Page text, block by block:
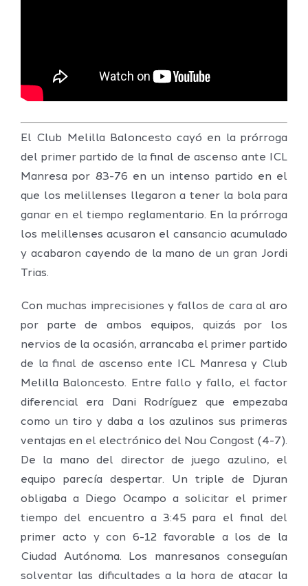
El Club Melilla Baloncesto cayó en la prórroga
del primer partido de la final de ascenso ante ICL
Manresa por 83-76 en un intenso partido en el
que los melillenses llegaron a tener la bola para
ganar en el tiempo reglamentario. En la prórroga
los melillenses acusaron el cansancio acumulado
y acabaron cayendo de la mano de un gran Jordi
Trias.
Con muchas imprecisiones y fallos de cara al aro
por parte de ambos equipos, quizás por los
nervios de la ocasión, arrancaba el primer partido
de la final de ascenso ente ICL Manresa y Club
Melilla Baloncesto. Entre fallo y fallo, el factor
diferencial era Dani Rodríguez que empezaba
como un tiro y daba a los azulinos sus primeras
ventajas en el electrónico del Nou Congost (4-7).
De la mano del director de juego azulino, el
equipo parecía despertar. Un triple de Djuran
obligaba a Diego Ocampo a solicitar el primer
tiempo del encuentro a 3:45 para el final del
primer acto y con 6-12 favorable a los de la
Ciudad Autónoma. Los manresanos conseguían
solventar las dificultades a la hora de atacar la